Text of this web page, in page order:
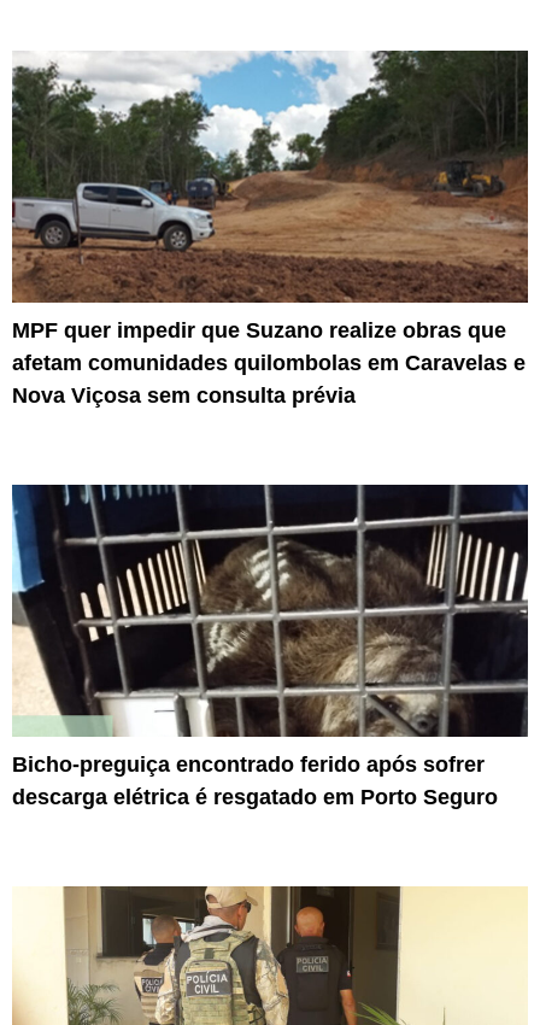
MPF quer impedir que Suzano realize obras que
afetam comunidades quilombolas em Caravelas e
Nova Viçosa sem consulta prévia
Bicho-preguiça encontrado ferido após sofrer
descarga elétrica é resgatado em Porto Seguro